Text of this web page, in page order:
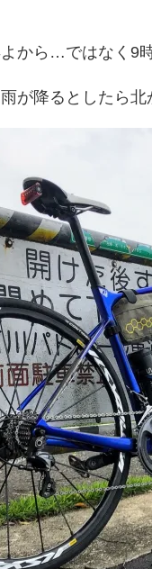
から…ではなく9
が降るとしたら